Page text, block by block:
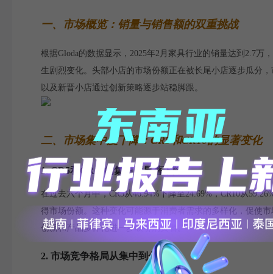
一、市场概览：销量与销售额的双重挑战
根据Gloda的数据显示，2025年2月家具行业的销量达到2.7
生剧烈变化。头部小店的市场份额正在被长尾小店逐步瓜分
以及新晋小店通过创新策略逐步站稳脚跟。
二、市场集中度下降：CR5和CR10的显著变化
1. CR5和CR10的集中度显著下降
在过去六个月中，CR5从46.94%下降至24.69%，CR10从
得市场份额。这种变化可能源于消费者需求的多样化，促使
创新和产品多样化进一步吸引消费者。
2. 市场竞争格局从集中到分散